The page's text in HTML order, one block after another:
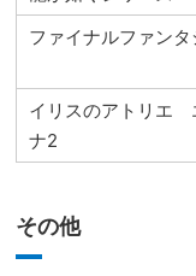
ファイナルファンタ
イリスのアトリエ
ナ2
その他